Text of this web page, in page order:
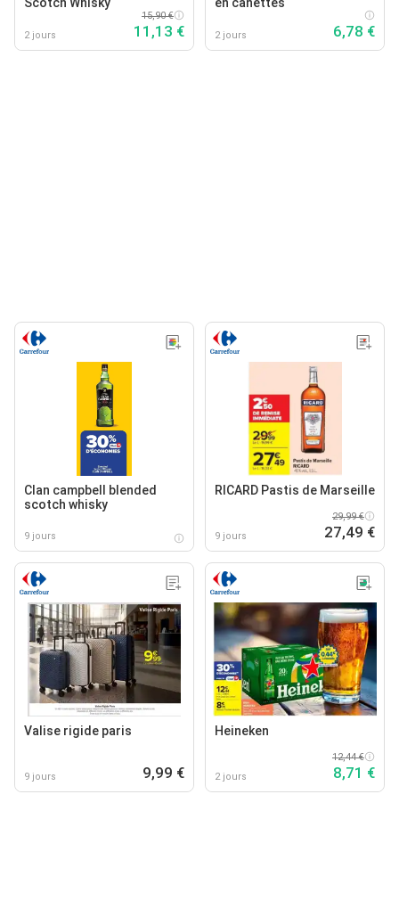
2 jours
15,90 €
11,13 € 2 jours 6,78 €
Clan campbell blended
scotch whisky
9 jours
RICARD Pastis de Marseille
9 jours
29,99 €
27,49 €
Valise rigide paris
9 jours 9,99 €
Heineken
2 jours
12,44 €
8,71 €